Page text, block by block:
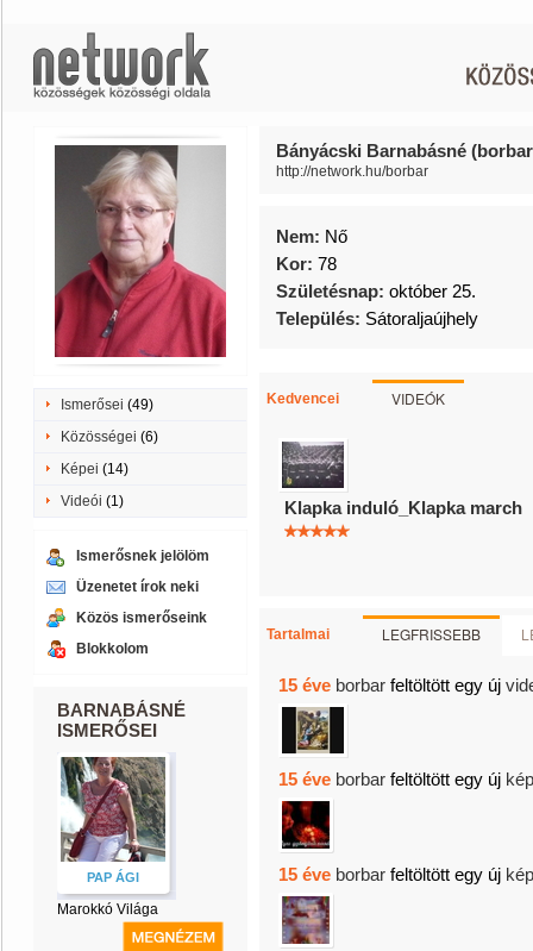
Ismerősei (49)
Közösségei (6)
Képei (14)
Videói (1)
Ismerősnek jelölöm
Üzenetet írok neki
Közös ismerőseink
Blokkolom
BARNABÁSNÉ
ISMERŐSEI
PAP ÁGI
Marokkó Világa
Bányácski Barnabásné
http://network.hu/borbar
Nem: Nő
Kor: 78
Születésnap: október 25.
Település: Sátoraljaújhely
Kedvencei VIDEÓK
Klapka induló_Klapka march
Tartalmai LEGFRISSEBB
15 éve borbar feltöltött egy új
15 éve borbar feltöltött egy új
15 éve borbar feltöltött egy új